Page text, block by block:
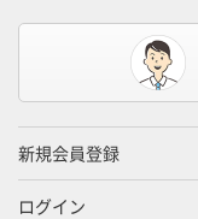
新規会員登録
ログイン